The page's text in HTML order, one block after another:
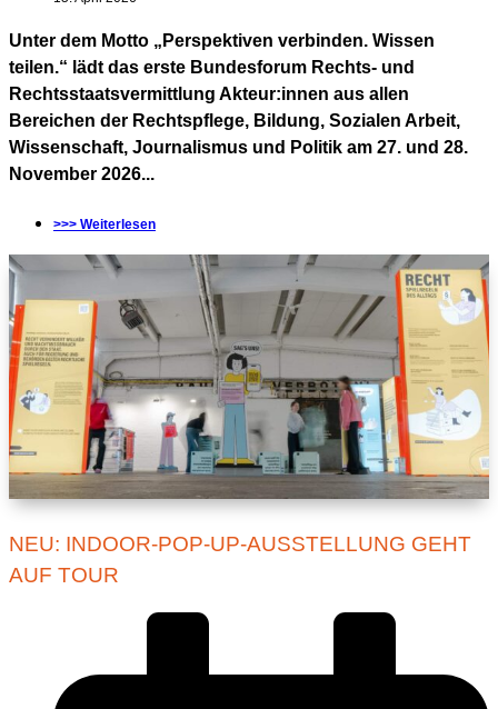
Unter dem Motto „Perspektiven verbinden. Wissen
teilen.“ lädt das erste Bundesforum Rechts- und
Rechtsstaatsvermittlung Akteur:innen aus allen
Bereichen der Rechtspflege, Bildung, Sozialen Arbeit,
Wissenschaft, Journalismus und Politik am 27. und 28.
November 2026...
>>> Weiterlesen
NEU: INDOOR-POP-UP-AUSSTELLUNG GEHT
AUF TOUR